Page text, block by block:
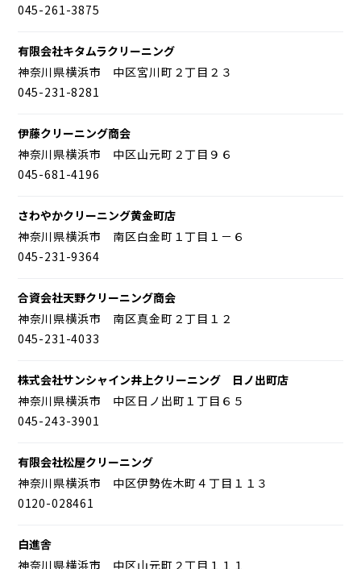
045-261-3875
有限会社キタムラクリーニング
神奈川県横浜市 中区宮川町２丁目２３
045-231-8281
伊藤クリーニング商会
神奈川県横浜市 中区山元町２丁目９６
045-681-4196
さわやかクリーニング黄金町店
神奈川県横浜市 南区白金町１丁目１－６
045-231-9364
合資会社天野クリーニング商会
神奈川県横浜市 南区真金町２丁目１２
045-231-4033
株式会社サンシャイン井上クリーニング 日ノ出町店
神奈川県横浜市 中区日ノ出町１丁目６５
045-243-3901
有限会社松屋クリーニング
神奈川県横浜市 中区伊勢佐木町４丁目１１３
0120-028461
白進舎
神奈川県横浜市 中区山元町２丁目１１１